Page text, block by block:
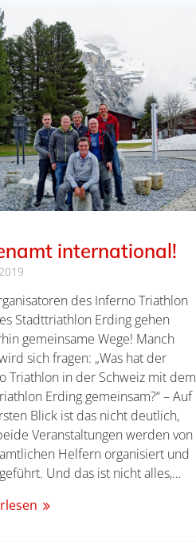
international!
des Inferno Triathlon
Stadttriathlon Erding gehen
gemeinsame Wege! Manch
sich fragen: „Was hat der
Triathlon in der Schweiz mit dem
Erding gemeinsam?“ – Auf
Blick ist das nicht deutlich,
Veranstaltungen werden von
Helfern organisiert und
Und das ist nicht alles,…